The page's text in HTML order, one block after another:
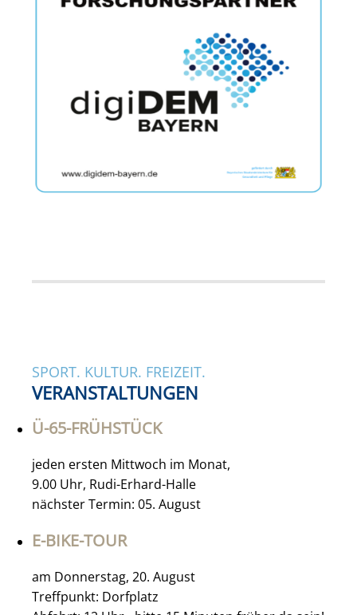
SPORT. KULTUR. FREIZEIT.
VERANSTALTUNGEN
Ü-65-FRÜHSTÜCK
jeden ersten Mittwoch im Monat,
9.00 Uhr, Rudi-Erhard-Halle
nächster Termin: 05. August
E-BIKE-TOUR
am Donnerstag, 20. August
Treffpunkt: Dorfplatz